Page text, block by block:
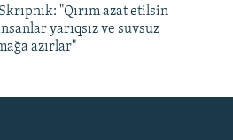
"Qırım azat etilsin
yarıqsız ve suvsuz
azırlar"